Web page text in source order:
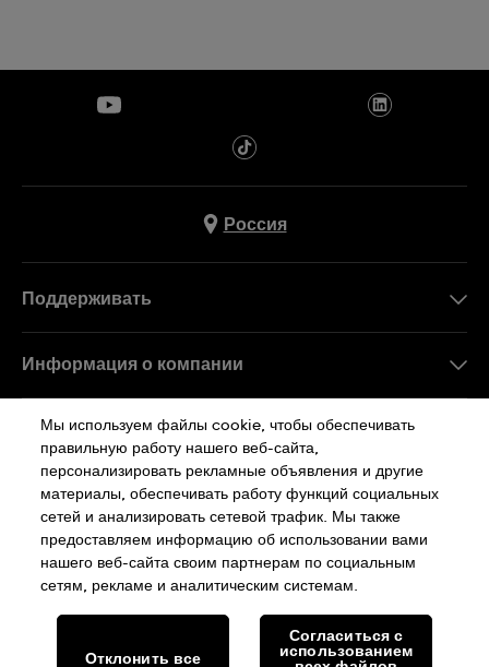
Россия
Поддерживать
Информация о компании
Работа в Swatch
Sitemap
Политика Конфиденциальности
Cookie Notice Условия Использования
SWISS MADE
Мы используем файлы cookie, чтобы обеспечивать
правильную работу нашего веб-сайта,
персонализировать рекламные объявления и другие
материалы, обеспечивать работу функций социальных
сетей и анализировать сетевой трафик. Мы также
предоставляем информацию об использовании вами
нашего веб-сайта своим партнерам по социальным
сетям, рекламе и аналитическим системам.
Отклонить все
Согласиться с
использованием